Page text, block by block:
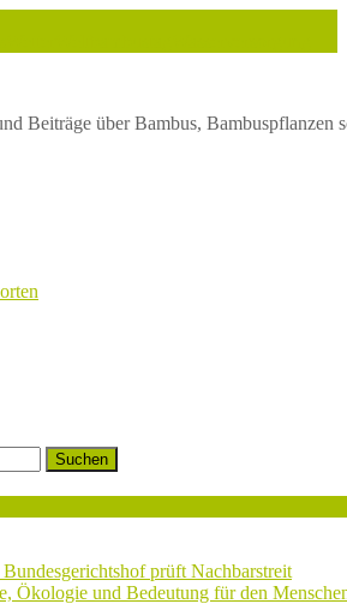
Beiträge über Bambus,
prüft Nachbarstreit
Ökologie und Bedeutung für den